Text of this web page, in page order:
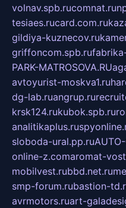
volnav.spb.rucomnat.ru
tesiaes.rucard.com.ru
gildiya-kuznecov.ru
griffoncom.spb.ru
PARK-MATROSOVA.RU
avtoyurist-moskva1.ru
dg-lab.ruangrup.ru
krsk124.rukubok.spb.ru
analitikaplus.ru
sloboda-ural.pp.ru
online-z.comaromat-
mobilvest.rubbd.net.ru
smp-forum.rubastion-
avrmotors.ruart-